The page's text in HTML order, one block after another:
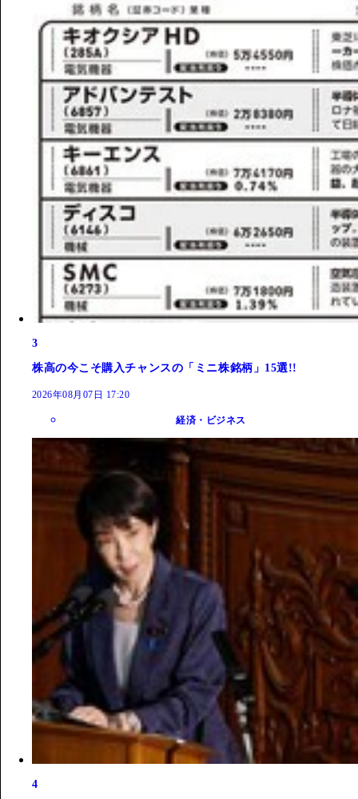
3
株高の今こそ購入チャンスの「ミニ株銘柄」15選!!
2026年08月07日 17:20
経済・ビジネス
4